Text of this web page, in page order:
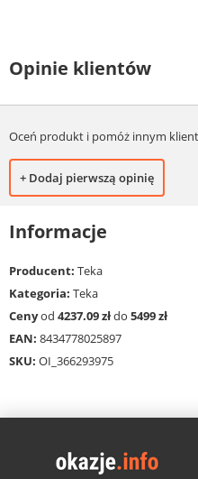
Opinie klientów
Oceń produkt i pomóż innym
+ Dodaj pierwszą opinię
Informacje
Producent: Teka
Kategoria: Teka
Cenyod 4237.09 złdo 5499 zł
EAN: 8434778025897
SKU: OI_366293975